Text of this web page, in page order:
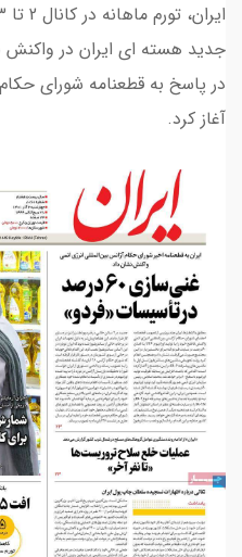
جدید هسته ای ایران در واکنش
آغاز کرد.